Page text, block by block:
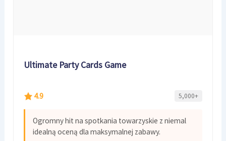
Ultimate Party Cards Game
4.9 5,000+
Ogromny hit na spotkania towarzyskie z niemal
idealną oceną dla maksymalnej zabawy.